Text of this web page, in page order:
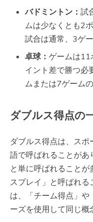
バドミントン： 試
ムは少なくとも2
試合は通常、3ゲ
卓球： ゲームは11
イント差で勝つ必
ムまたは7ゲーム
ダブルス得点の
ダブルス得点は、ス
語で呼ばれることがあ
と単に呼ばれること
スプレイ」と呼ばれ
は、「チーム得点」や
ーズを使用して同じ概